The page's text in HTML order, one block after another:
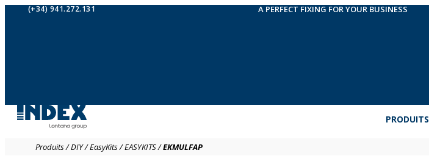
(+34) 941.272.131 A PERFECT FIXING FOR YOUR BUSINESS
PRODUITS
Produits/DIY/EasyKits/EASYKITS/EKMULFAP